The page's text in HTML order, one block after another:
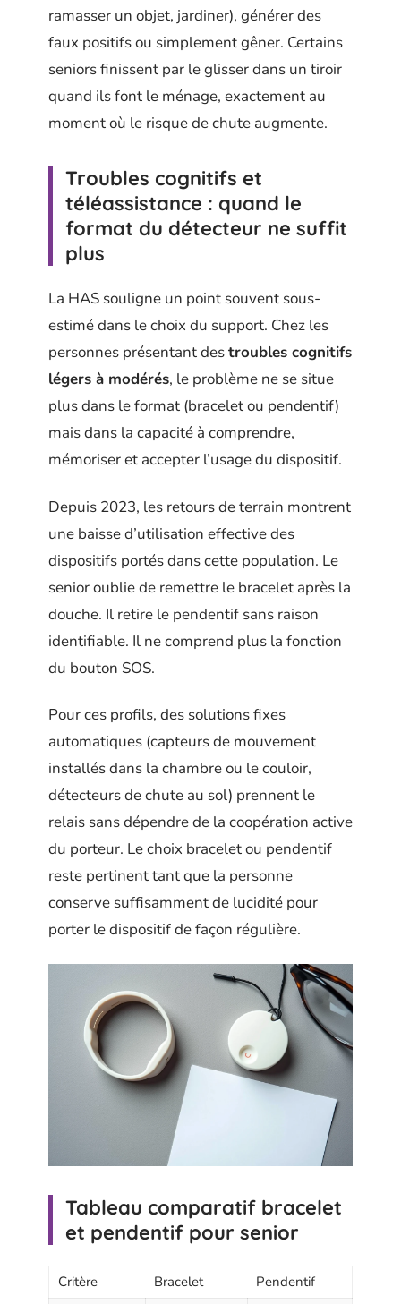
ramasser un objet, jardiner), générer des
faux positifs ou simplement gêner. Certains
seniors finissent par le glisser dans un tiroir
quand ils font le ménage, exactement au
moment où le risque de chute augmente.
Troubles cognitifs et
téléassistance : quand le
format du détecteur ne suffit
plus
La HAS souligne un point souvent sous-
estimé dans le choix du support. Chez les
personnes présentant destroubles cognitifs
légers à modérés, le problème ne se situe
plus dans le format (bracelet ou pendentif)
mais dans la capacité à comprendre,
mémoriser et accepter l’usage du dispositif.
Depuis 2023, les retours de terrain montrent
une baisse d’utilisation effective des
dispositifs portés dans cette population. Le
senior oublie de remettre le bracelet après la
douche. Il retire le pendentif sans raison
identifiable. Il ne comprend plus la fonction
du bouton SOS.
Pour ces profils, des solutions fixes
automatiques (capteurs de mouvement
installés dans la chambre ou le couloir,
détecteurs de chute au sol) prennent le
relais sans dépendre de la coopération active
du porteur. Le choix bracelet ou pendentif
reste pertinent tant que la personne
conserve suffisamment de lucidité pour
porter le dispositif de façon régulière.
Tableau comparatif bracelet
et pendentif pour senior
Critère Bracelet Pendentif